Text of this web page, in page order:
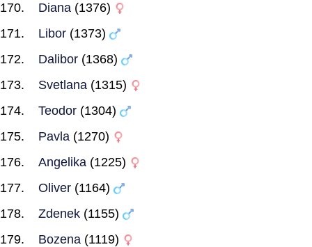
Diana (1376)
Libor (1373)
Dalibor (1368)
Svetlana (1315)
Teodor (1304)
Pavla (1270)
Angelika (1225)
Oliver (1164)
Zdenek (1155)
Bozena (1119)